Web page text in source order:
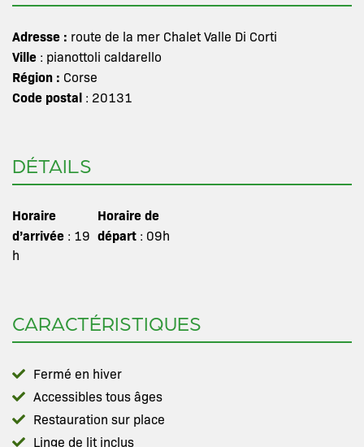
Adresse : route de la mer Chalet Valle Di Corti
Ville : pianottoli caldarello
Région : Corse
Code postal : 20131
DÉTAILS
Horaire
d’arrivée : 19
h
Horaire de
départ: 09h
CARACTÉRISTIQUES
Fermé en hiver
Accessibles tous âges
Restauration sur place
Linge de lit inclus